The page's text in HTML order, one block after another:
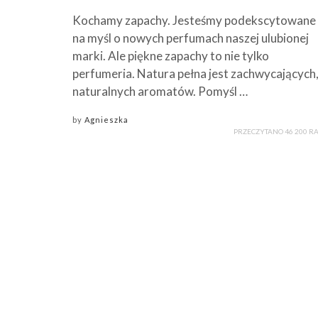
Kochamy zapachy. Jesteśmy podekscytowane
na myśl o nowych perfumach naszej ulubionej
marki. Ale piękne zapachy to nie tylko
perfumeria. Natura pełna jest zachwycających,
naturalnych aromatów. Pomyśl …
by Agnieszka
PRZECZYTANO 46 200